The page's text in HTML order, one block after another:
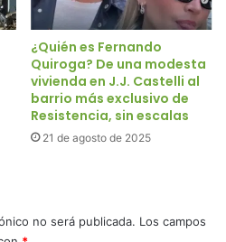
¿Quién es Fernando
Quiroga? De una modesta
vivienda en J.J. Castelli al
barrio más exclusivo de
Resistencia, sin escalas
21 de agosto de 2025
no será publicada. Los campos